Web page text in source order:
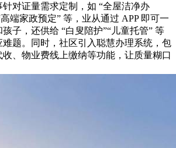
对证量需求定制，如 “全屋洁净办
端家政预定” 等，业从通过 APP 即可一
子，还供给 “白叟陪护”“儿童托管” 等
题。同时，社区引入聪慧办理系统，包
、物业费线上缴纳等功能，让质量糊口